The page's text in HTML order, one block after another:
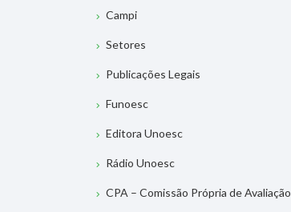
Campi
Setores
Publicações Legais
Funoesc
Editora Unoesc
Rádio Unoesc
CPA – Comissão Própria de Avaliação